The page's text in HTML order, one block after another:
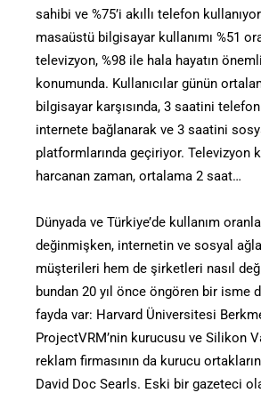
sahibi ve %75’i akıllı telefon
masaüstü bilgisayar kullanımı %51
televizyon, %98 ile hala hayatın
konumunda. Kullanıcılar günün
bilgisayar karşısında, 3 saatini
internete bağlanarak ve 3 saatini
platformlarında geçiriyor. Televizyon
harcanan zaman, ortalama 2 saat…
Dünyada ve Türkiye’de kullanım
değinmişken, internetin ve sosyal
müşterileri hem de şirketleri nasıl
bundan 20 yıl önce öngören bir isme
fayda var: Harvard Üniversitesi
ProjectVRM’nin kurucusu ve Silikon
reklam firmasının da kurucu
David Doc Searls. Eski bir gazeteci